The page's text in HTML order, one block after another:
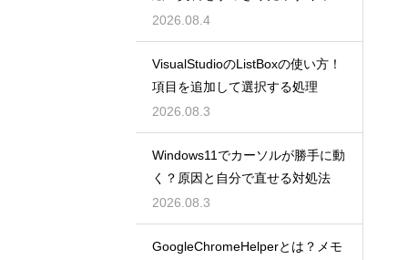
する設定
2026.08.4
VisualStudioのListBoxの使い方！
項目を追加して選択する処理
2026.08.3
Windows11でカーソルが勝手に動
く？原因と自分で直せる対処法
2026.08.3
GoogleChromeHelperとは？メモ